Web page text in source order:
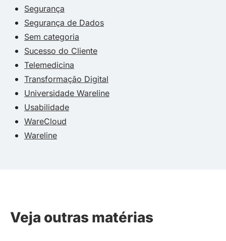
Segurança
Segurança de Dados
Sem categoria
Sucesso do Cliente
Telemedicina
Transformação Digital
Universidade Wareline
Usabilidade
WareCloud
Wareline
Veja outras matérias